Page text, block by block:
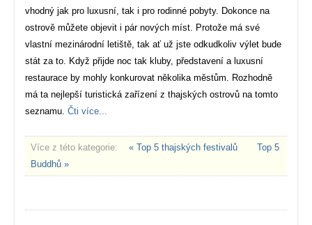
vhodný jak pro luxusní, tak i pro rodinné pobyty. Dokonce na
ostrově můžete objevit i pár nových míst. Protože má své
vlastní mezinárodní letiště, tak ať už jste odkudkoliv výlet bude
stát za to. Když přijde noc tak kluby, představení a luxusní
restaurace by mohly konkurovat několika městům. Rozhodně
má ta nejlepší turistická zařízení z thajských ostrovů na tomto
seznamu.Čti více...
Více z této kategorie: « Top 5 thajských festivalů
Top 5
Buddhů »